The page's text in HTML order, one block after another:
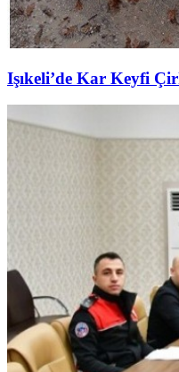
Işıkeli’de Kar Keyfi